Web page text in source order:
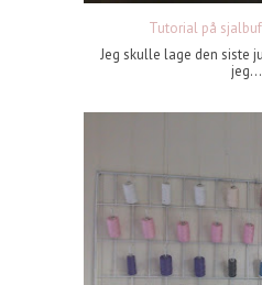
Tutorial på
Jeg skulle lage den siste
jeg...